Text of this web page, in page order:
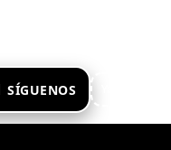
SÍGUENOS